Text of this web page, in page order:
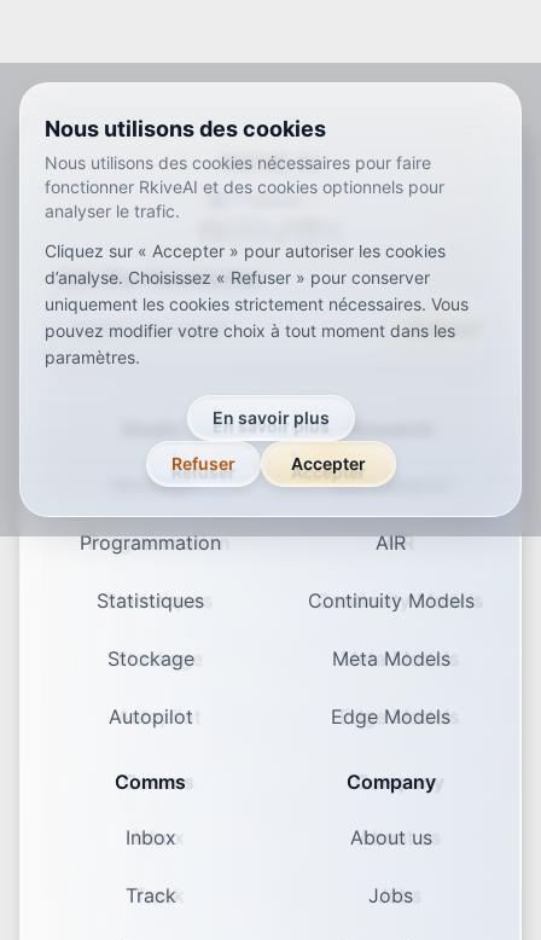
environment in a broader operating
model.
Nous utilisons des cookies
Nous utilisons des cookies nécessaires pour faire
fonctionner RkiveAI et des cookies optionnels pour
analyser le trafic.
Cliquez sur « Accepter » pour autoriser les cookies
d’analyse. Choisissez « Refuser » pour conserver
uniquement les cookies strictement nécessaires. Vous
pouvez modifier votre choix à tout moment dans les
paramètres.
En savoir plus
Refuser Accepter
RKIVE AI
Français
Join Our Newsletter
Subscribe
Montage
Programmation
Statistiques
Stockage
Autopilot
Comms
Inbox
Track
Research
Our research
AIR
Continuity Models
Meta Models
Edge Models
Company
About us
Jobs